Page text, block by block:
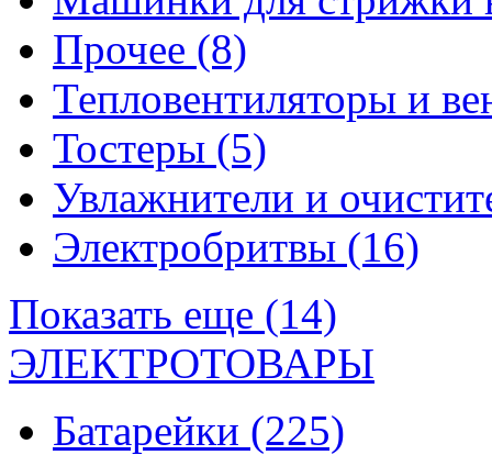
Прочее (8)
Тепловентиляторы и
Тостеры (5)
Увлажнители и
Электробритвы (16)
Показать еще (14)
ЭЛЕКТРОТОВАРЫ
Батарейки (225)